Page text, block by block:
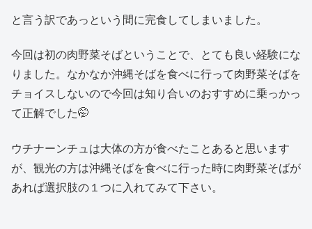
と言う訳であっという間に完食してしまいました。
今回は初の肉野菜そばということで、とても良い経験にな
りました。なかなか沖縄そばを食べに行って肉野菜そばを
チョイスしないので今回は知り合いのおすすめに乗っかっ
て正解でした🤭
ウチナーンチュは大体の方が食べたことあると思います
が、観光の方は沖縄そばを食べに行った時に肉野菜そばが
あれば選択肢の１つに入れてみて下さい。